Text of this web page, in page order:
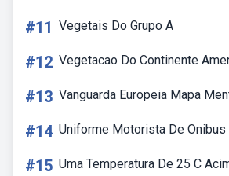
#11 Vegetais Do Grupo A
#12 Vegetacao Do Continente
#13 Vanguarda Europeia Mapa
#14 Uniforme Motorista De Onibus
#15 Uma Temperatura De 25 C